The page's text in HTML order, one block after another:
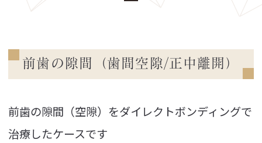
前歯の隙間（歯間空隙/正中離開）
前歯の隙間（空隙）をダイレクトボンディングで
治療したケースです